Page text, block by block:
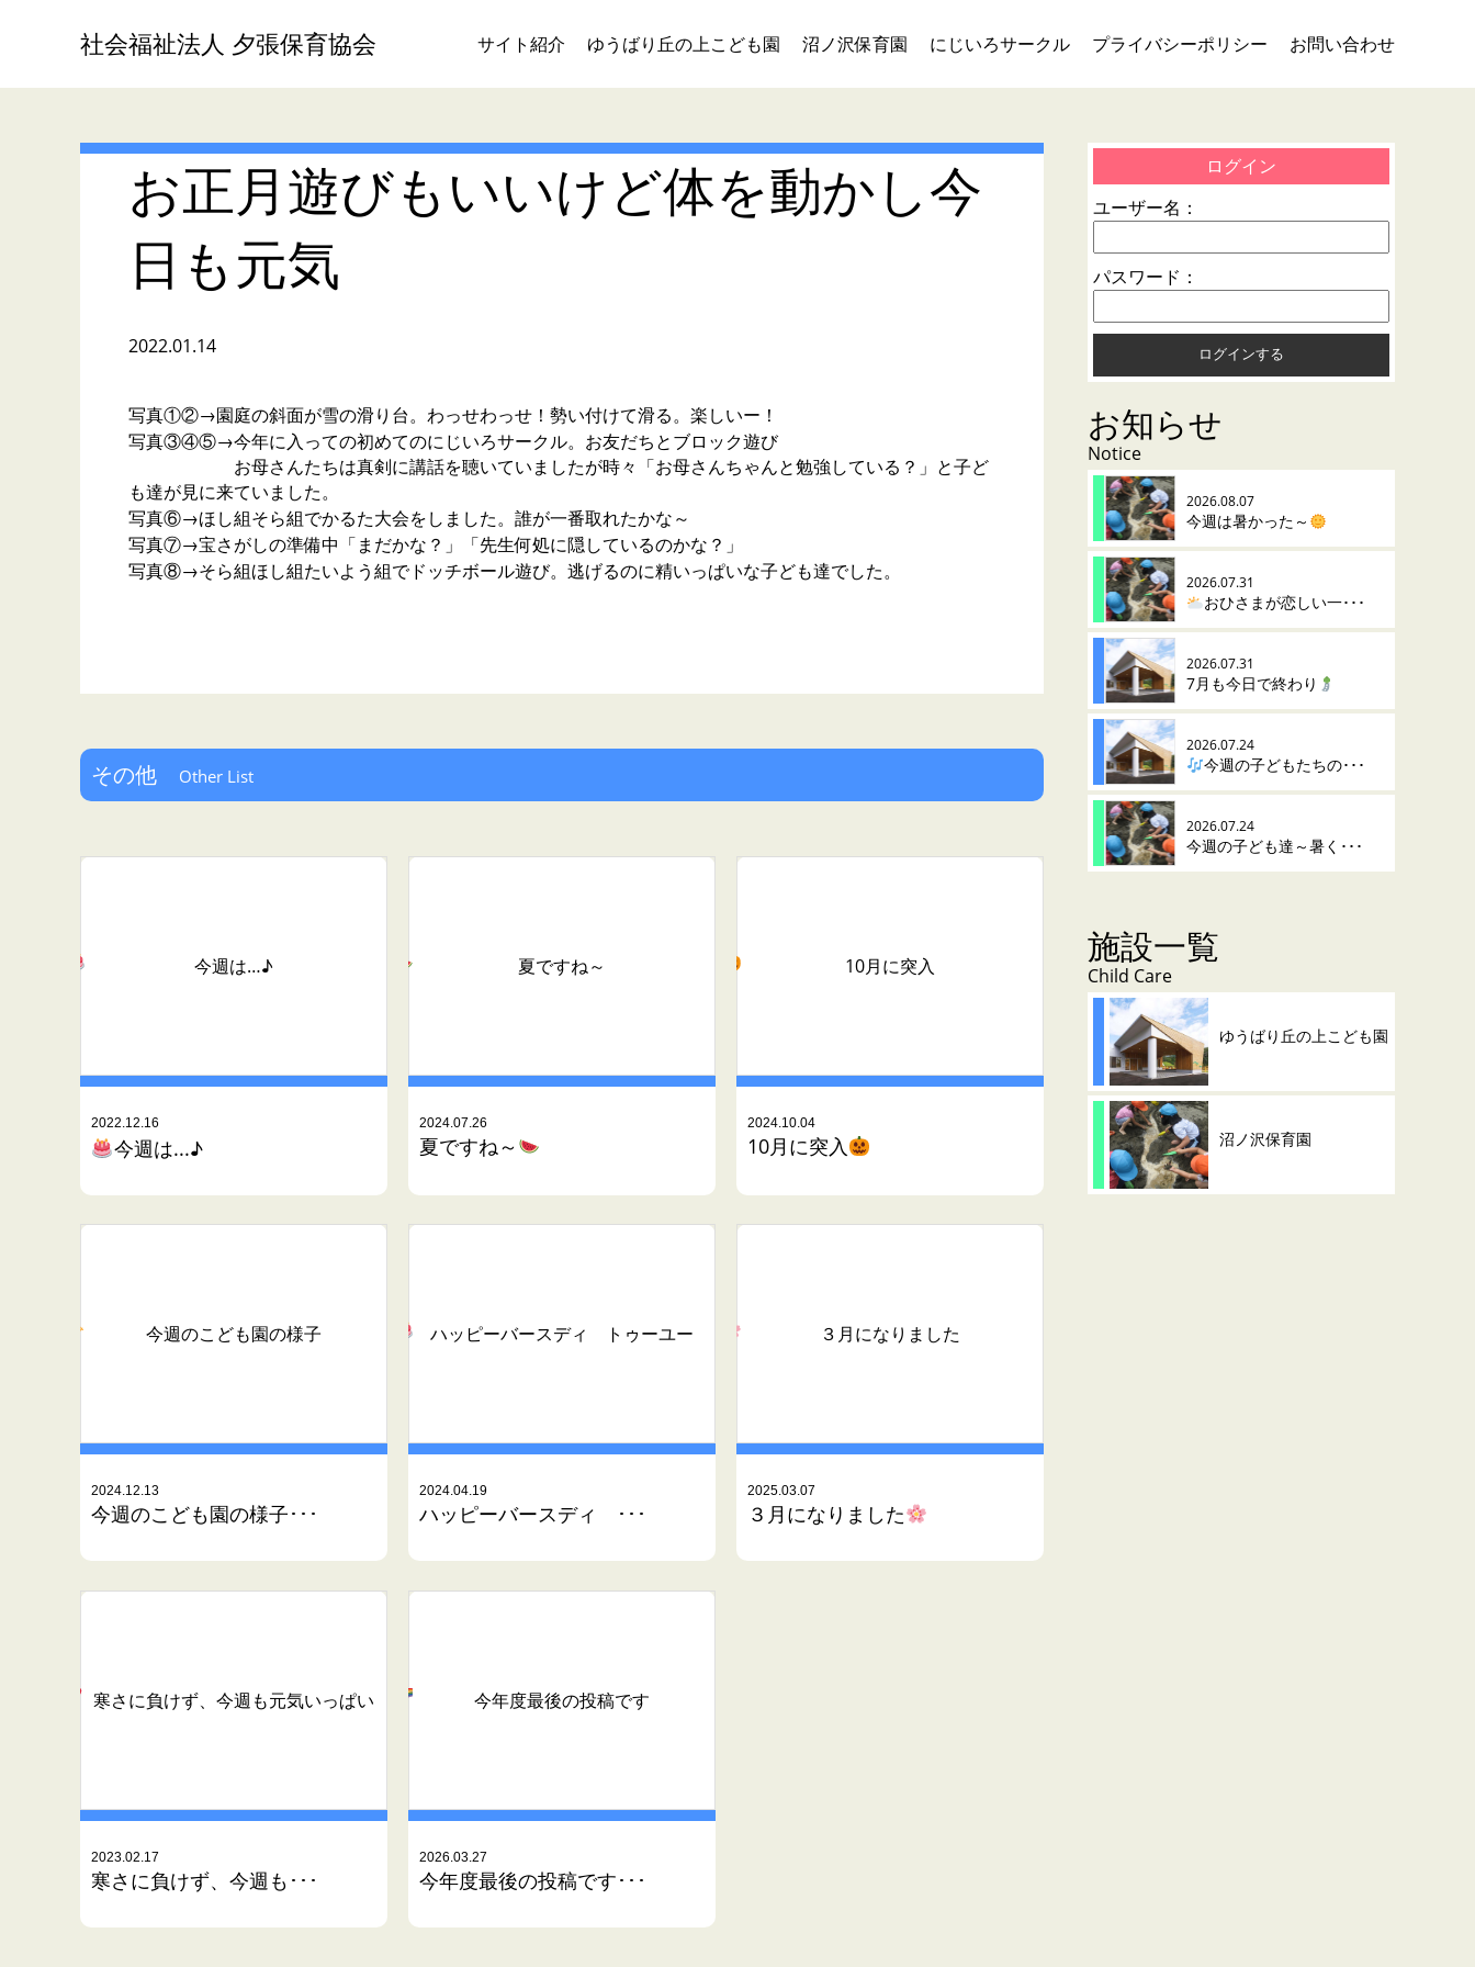
社会福祉法人 夕張保育協会 サイト紹介 ゆうばり丘の上こども園 沼ノ沢保育園 にじいろサークル プライバシーポリシー お問い合わせ
お正月遊びもいいけど体を動かし今
日も元気
2022.01.14
写真①②→園庭の斜面が雪の滑り台。わっせわっせ！勢い付けて滑る。楽しいー！
写真③④⑤→今年に入っての初めてのにじいろサークル。お友だちとブロック遊び
お母さんたちは真剣に講話を聴いていましたが時々「お母さんちゃんと勉強している？」と子ど
も達が見に来ていました。
写真⑥→ほし組そら組でかるた大会をしました。誰が一番取れたかな～
写真⑦→宝さがしの準備中「まだかな？」「先生何処に隠しているのかな？」
写真⑧→そら組ほし組たいよう組でドッチボール遊び。逃げるのに精いっぱいな子ども達でした。
その他 Other List
今週は…♪
2022.12.16
今週は...♪
夏ですね～
2024.07.26
夏ですね～
10月に突入
2024.10.04
10月に突入
今週のこども園の様子
2024.12.13
今週のこども園の様子･･･
ハッピーバースディ トゥーユー
2024.04.19
ハッピーバースディ ･･･
３月になりました
2025.03.07
３月になりました
寒さに負けず、今週も元気いっぱい
2023.02.17
寒さに負けず、今週も･･･
今年度最後の投稿です
2026.03.27
今年度最後の投稿です･･･
ログイン
ユーザー名：
パスワード：
お知らせ
Notice
2026.08.07
今週は暑かった～
2026.07.31
おひさまが恋しい一･･･
2026.07.31
7月も今日で終わり
2026.07.24
今週の子どもたちの･･･
2026.07.24
今週の子ども達～暑く･･･
施設一覧
Child Care
ゆうばり丘の上こども園
沼ノ沢保育園